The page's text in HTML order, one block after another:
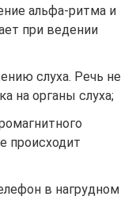
альфа-ритма и
при ведении
слуха. Речь не
на органы слуха;
происходит
в нагрудном